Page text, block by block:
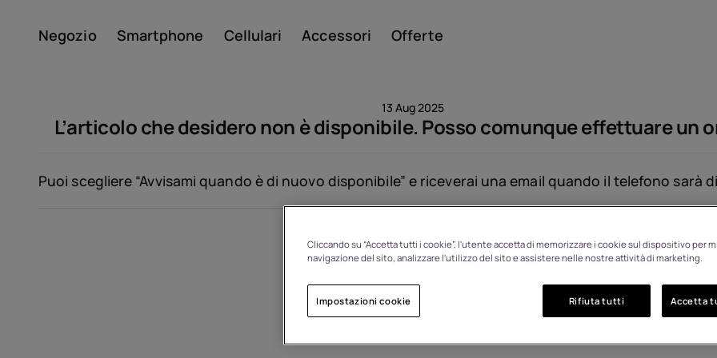
Negozio Smartphone Cellulari Accessori Offerte
Riciclo dei dispositivi
13 Aug 2025
L’articolo che desidero non è disponibile. Posso comunque effettuare un
Puoi scegliere “Avvisami quando è di nuovo disponibile” e riceverai una email quando il telefono sarà
Visualizzato: 1368
Cliccando su “Accetta tutti i cookie”, l'utente accetta di memorizzare i cookie sul dispositivo per
navigazione del sito, analizzare l'utilizzo del sito e assistere nelle nostre attività di marketing.
Impostazioni cookie Rifiuta tutti Accetta